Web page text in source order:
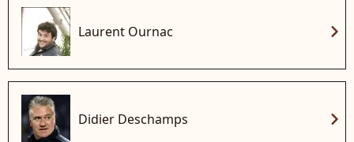
Laurent Ournac chevron_right
Didier Deschamps chevron_right